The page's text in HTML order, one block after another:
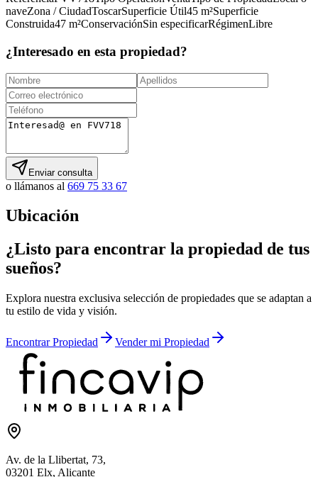
naveZona / CiudadToscarSuperficie Útil45 m²Superficie
Construida47 m²ConservaciónSin especificarRégimenLibre
¿Interesado en esta propiedad?
Enviar consulta
o llámanos al 669 75 33 67
Ubicación
¿Listo para encontrar la propiedad de tus
sueños?
Explora nuestra exclusiva selección de propiedades que se adaptan a
tu estilo de vida y visión.
Encontrar Propiedad Vender mi Propiedad
Av. de la Llibertat, 73,
03201 Elx, Alicante